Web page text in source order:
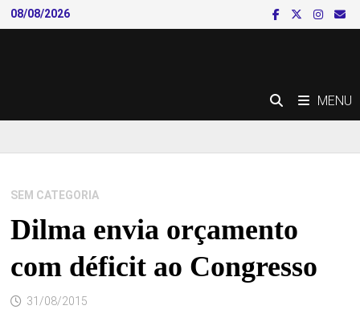
Skip
to
08/08/2026
MENU
SEM CATEGORIA
Dilma envia orçamento
com déficit ao Congresso
31/08/2015